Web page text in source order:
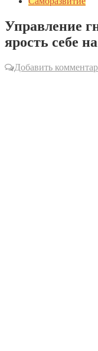
Управление
ярость себе
Добавить